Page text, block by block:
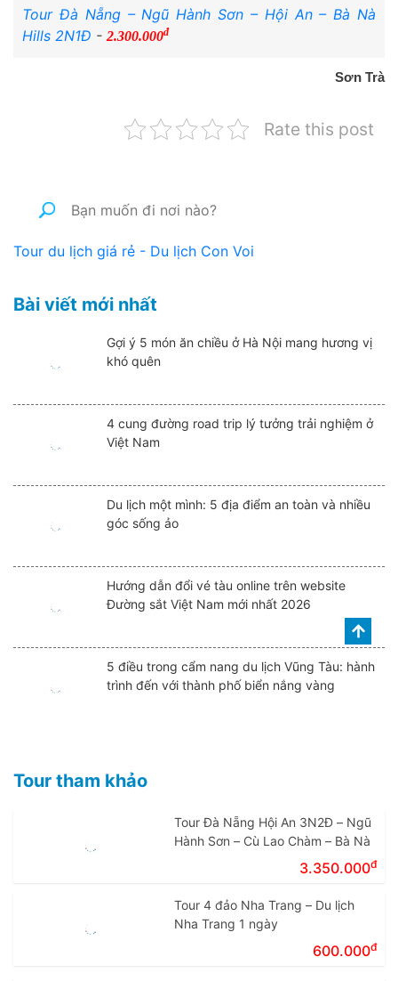
Tour Đà Nẵng – Ngũ Hành Sơn – Hội An – Bà Nà
Hills 2N1Đ - 2.300.000đ
Sơn Trà
Rate this post
Tour du lịch giá rẻ - Du lịch Con Voi
Bài viết mới nhất
Gợi ý 5 món ăn chiều ở Hà Nội mang hương vị
khó quên
4 cung đường road trip lý tưởng trải nghiệm ở
Việt Nam
Du lịch một mình: 5 địa điểm an toàn và nhiều
góc sống ảo
Hướng dẫn đổi vé tàu online trên website
Đường sắt Việt Nam mới nhất 2026
5 điều trong cẩm nang du lịch Vũng Tàu: hành
trình đến với thành phố biển nắng vàng
Tour tham khảo
Tour Đà Nẵng Hội An 3N2Đ – Ngũ
Hành Sơn – Cù Lao Chàm – Bà Nà
3.350.000đ
Tour 4 đảo Nha Trang – Du lịch
Nha Trang 1 ngày
600.000đ